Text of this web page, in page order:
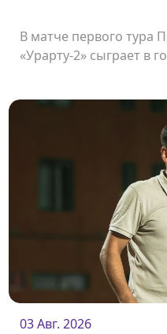
В матче первого тура
«Урарту-2» сыграет в
03 Авг. 2026